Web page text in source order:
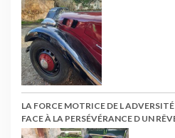
LA FORCE MOTRICE DE L
FACE À LA PERSÉVÉRANCE D UN